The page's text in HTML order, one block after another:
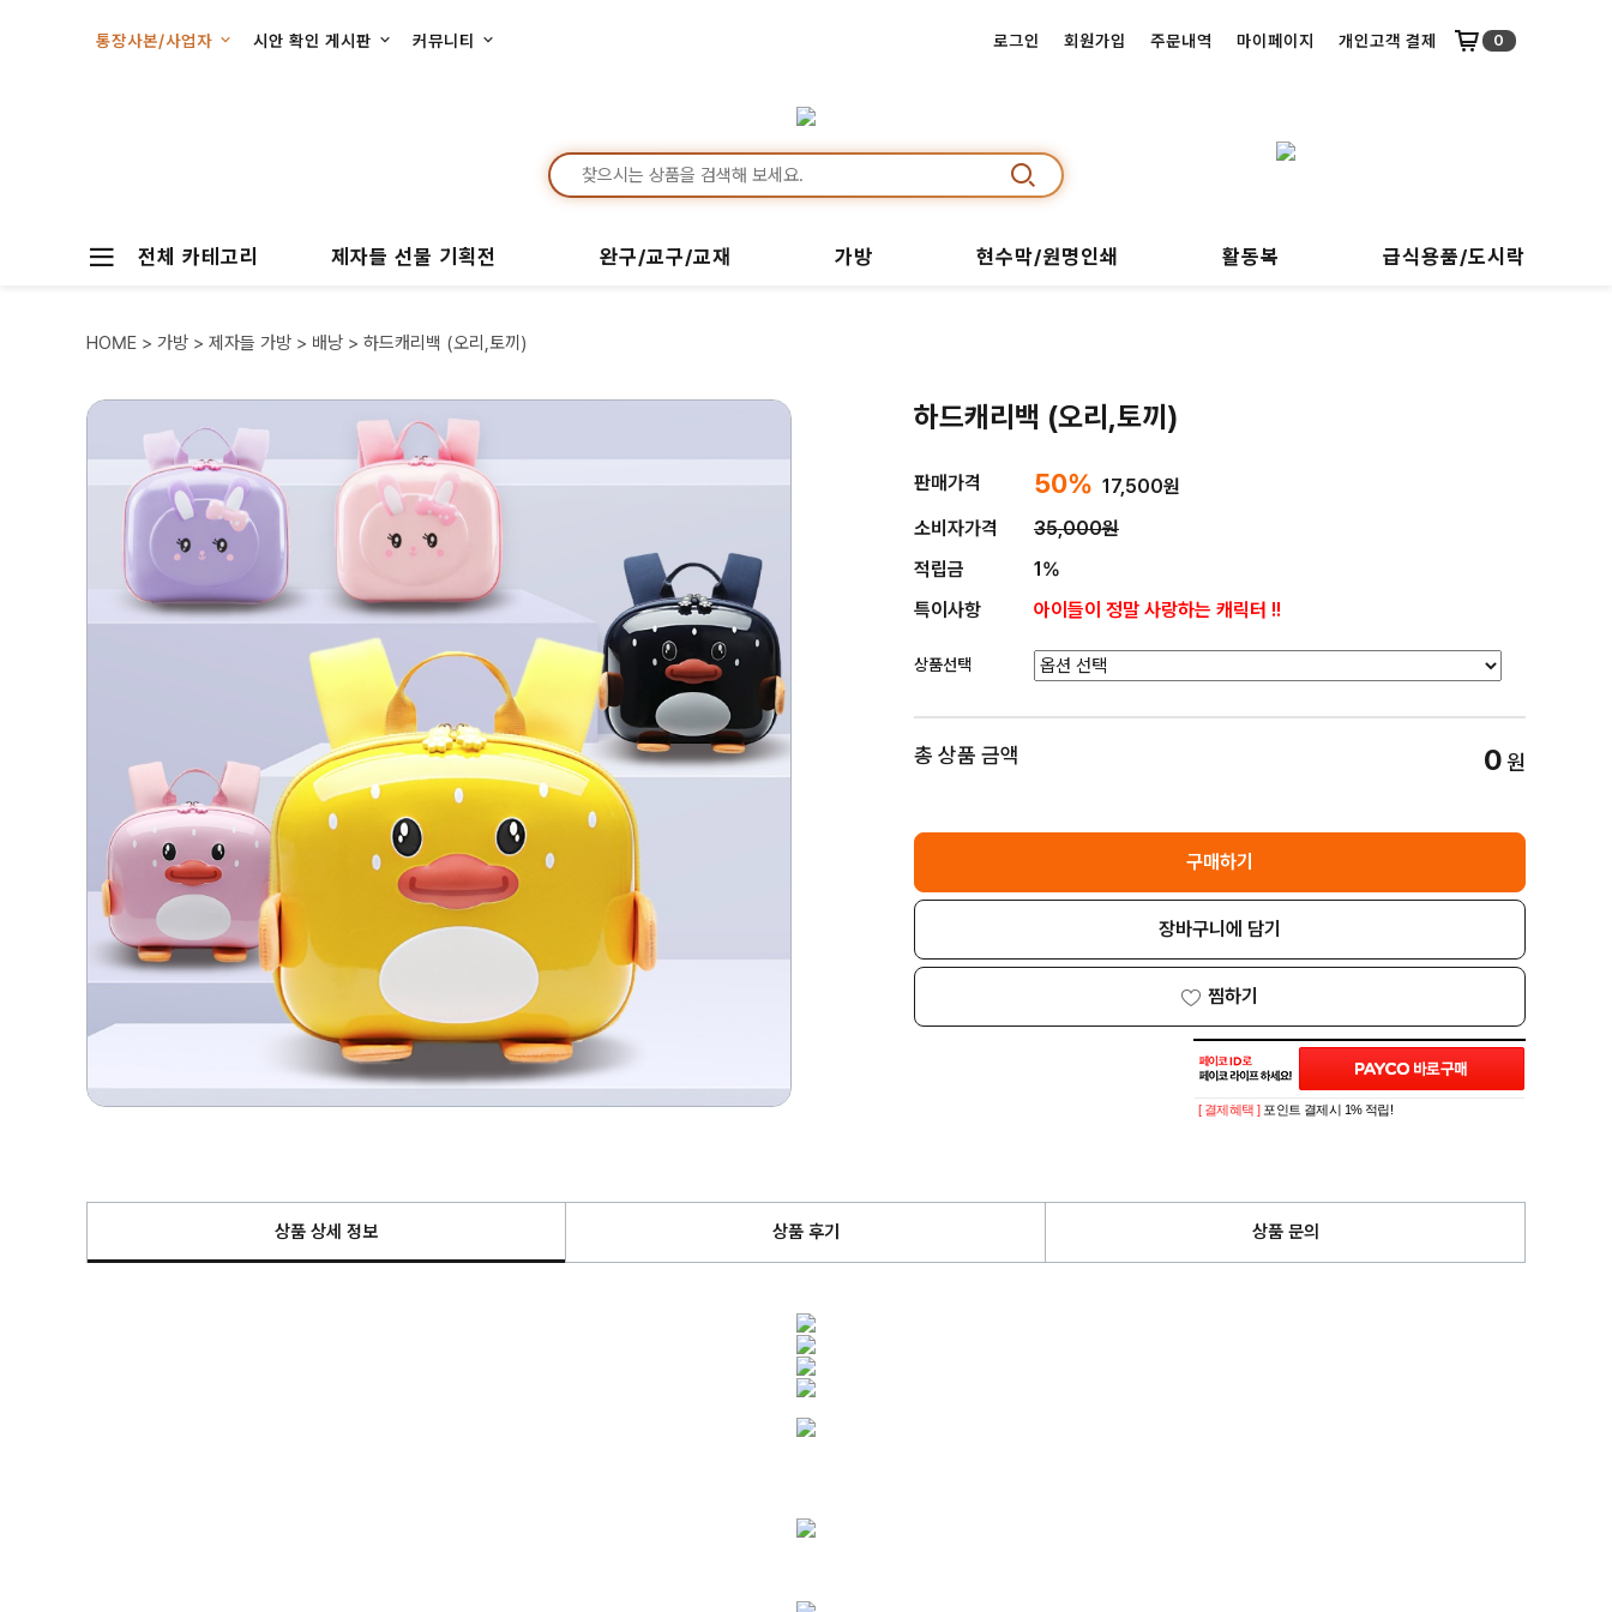
통장사본/사업자 시안 확인 게시판 커뮤니티 로그인 회원가입 주문내역 마이페이지 개인고객 결제 0
전체 카테고리 제자들 선물 기획전 완구/교구/교재 가방 현수막/원명인쇄 활동복 급식용품/도시락
HOME > 가방 > 제자들 가방 > 배낭 > 하드캐리백 (오리,토끼)
하드캐리백 (오리,토끼)
판매가격 50% 17,500원
소비자가격
35,000원
적립금
1%
특이사항
아이들이 정말 사랑하는 캐릭터 !!
상품선택
총 상품 금액 0원
구매하기
장바구니에 담기
찜하기
[ 결제혜택 ] 포인트 결제시 1% 적립!
상품 상세 정보 상품 후기 상품 문의